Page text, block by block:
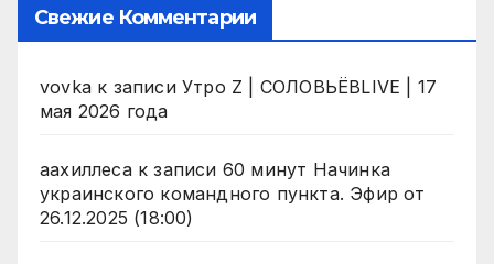
Свежие Комментарии
vovka к записи Утро Z | СОЛОВЬЁВLIVE | 17
мая 2026 года
аахиллесак записи 60 минут Начинка
украинского командного пункта. Эфир от
26.12.2025 (18:00)